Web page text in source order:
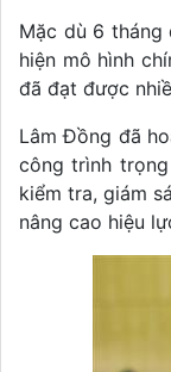
Mặc dù 6
hiện mô hình
đã đạt được
Lâm Đồng đã
công trình
kiểm tra, giám
nâng cao hiệu